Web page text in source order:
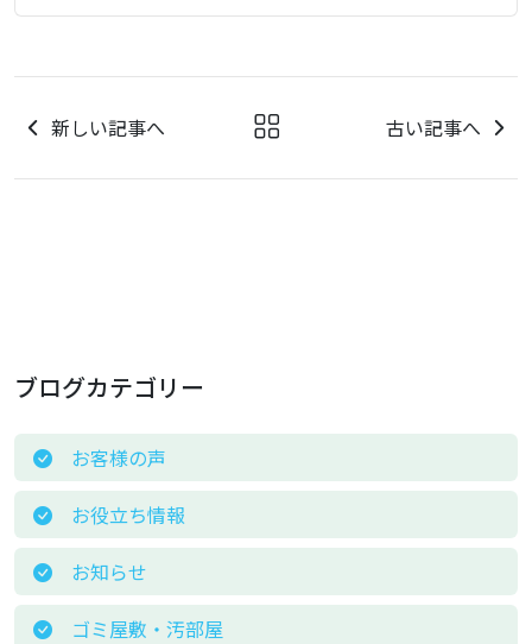
新しい記事へ 古い記事へ
ブログカテゴリー
お客様の声
お役立ち情報
お知らせ
ゴミ屋敷・汚部屋